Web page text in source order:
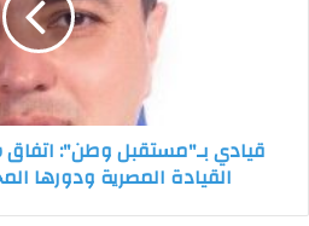
المصرية
قيادي بـ"مستقبل وطن":
القيادة المصرية ودورها